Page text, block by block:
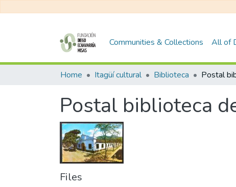
Communities & Collections All of
Home Itagüí cultural Biblioteca Postal
Postal biblioteca
Files